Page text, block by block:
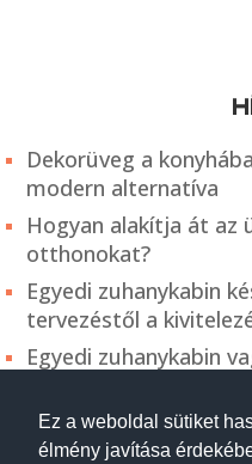
Ez a weboldal sütiket
élmény javítása
Dekorüveg a
modern alternatíva
Hogyan alakítja át az
otthonokat?
Egyedi zuhanykabin
tervezéstől a
Egyedi zuhanykabin
Térelválasztó üveg
praktikus megoldás